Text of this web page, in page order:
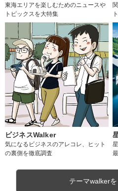
東海エリアを楽しむためのニュースや
トピックスを大特集
ビジネスWalker
気になるビジネスのアレコレ、ヒット
の裏側を徹底調査
テーマwalker